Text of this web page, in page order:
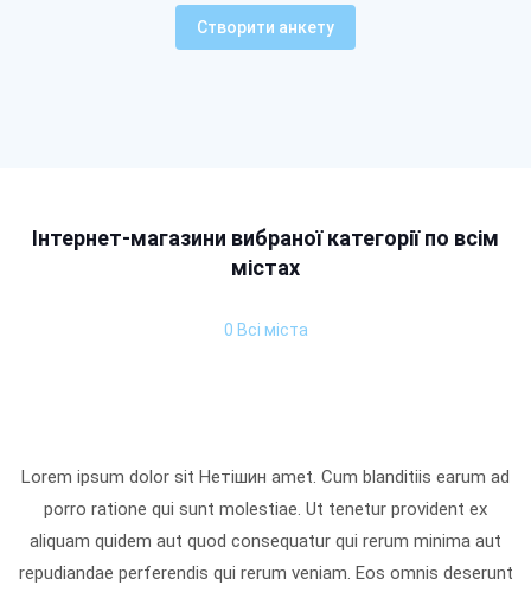
Створити анкету
Інтернет-магазини вибраної категорії по всім
містах
0 Всі міста
Lorem ipsum dolor sit Нетішин amet. Cum blanditiis earum ad
porro ratione qui sunt molestiae. Ut tenetur provident ex
aliquam quidem aut quod consequatur qui rerum minima aut
repudiandae perferendis qui rerum veniam. Eos omnis deserunt